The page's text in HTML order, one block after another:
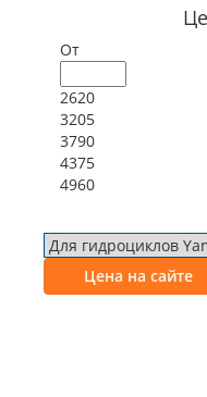
От
2620
3205
3790
4375
4960
Цена на сайте